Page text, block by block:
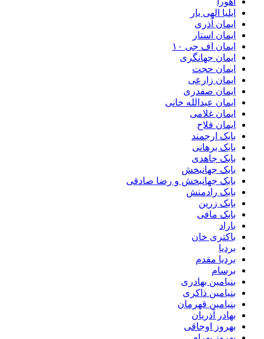
ایلیا الهی یار
ایمان آذری
ایمان استار
ایمان اف جی ۱۰
ایمان جهانگری
ایمان حجت
ایمان زارعی
ایمان صفدری
ایمان عبدالله خانی
ایمان غلامی
ایمان فلاح
بابک ارجمند
بابک برهانی
بابک جاهدی
بابک جهانبخش
بابک جهانبخش و رضا صادقی
بابک رادمنش
بابک زرین
بابک مافی
باراد
باکتری خان
بردیا
بردیا مقدم
برسام
بنیامین بهادری
بنیامین ذاکری
بنیامین قهرمان
بهادر آذریان
بهروز اوجاقی